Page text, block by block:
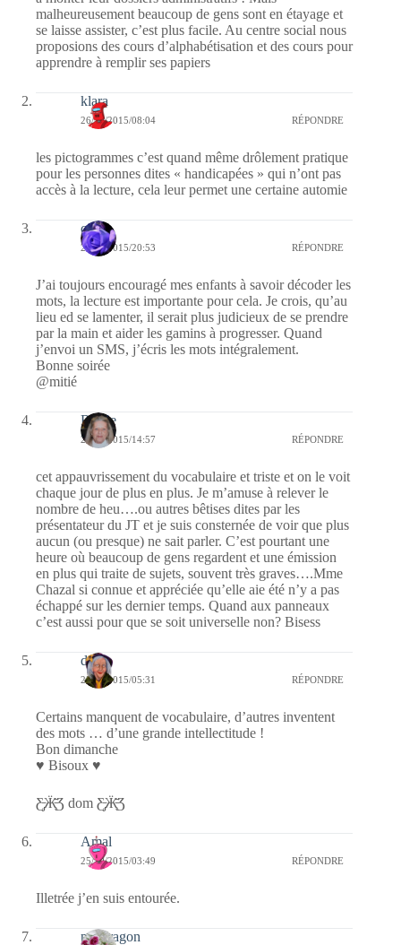
malheureusement beaucoup de gens sont en étayage et
se laisse assister, c’est plus facile. Au centre social nous
proposions des cours d’alphabétisation et des cours pour
apprendre à remplir ses papiers
klara
26/10/2015/08:04 RÉPONDRE
les pictogrammes c’est quand même drôlement pratique
pour les personnes dites « handicapées » qui n’ont pas
accès à la lecture, cela leur permet une certaine automie
covix
25/10/2015/20:53 RÉPONDRE
J’ai toujours encouragé mes enfants à savoir décoder les
mots, la lecture est importante pour cela. Je crois, qu’au
lieu ed se lamenter, il serait plus judicieux de se prendre
par la main et aider les gamins à progresser. Quand
j’envoi un SMS, j’écris les mots intégralement.
Bonne soirée
@mitié
Renee
25/10/2015/14:57 RÉPONDRE
cet appauvrissement du vocabulaire et triste et on le voit
chaque jour de plus en plus. Je m’amuse à relever le
nombre de heu….ou autres bêtises dites par les
présentateur du JT et je suis consternée de voir que plus
aucun (ou presque) ne sait parler. C’est pourtant une
heure où beaucoup de gens regardent et une émission
en plus qui traite de sujets, souvent très graves….Mme
Chazal si connue et appréciée qu’elle aie été n’y a pas
échappé sur les dernier temps. Quand aux panneaux
c’est aussi pour que se soit universelle non? Bisess
dom
25/10/2015/05:31 RÉPONDRE
Certains manquent de vocabulaire, d’autres inventent
des mots … d’une grande intellectitude !
Bon dimanche
♥ Bisoux ♥
Ƹ̵̡Ӝ̵̨̄Ʒ dom Ƹ̵̡Ӝ̵̨̄Ʒ
Amal
25/10/2015/03:49 RÉPONDRE
Illetrée j’en suis entourée.
pendragon